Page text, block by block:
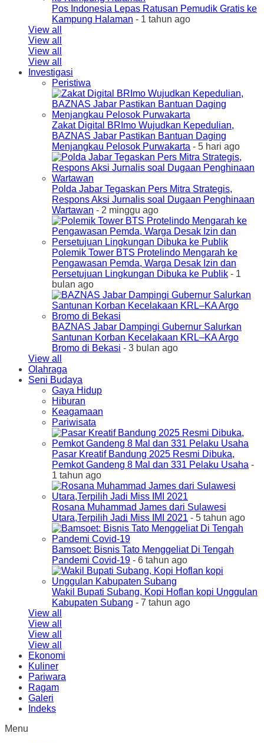
Pos Indonesia Lepas Ratusan Pemudik Gratis ke
Kampung Halaman - 1 tahun ago
View all
View all
View all
View all
Investigasi
Peristiwa
Zakat Digital BRImo Wujudkan Kepedulian,
BAZNAS Jabar Pastikan Bantuan Daging
Menjangkau Pelosok Purwakarta - 5 hari ago
Polda Jabar Tegaskan Pers Mitra Strategis,
Respons Aksi Jurnalis soal Dugaan Penghinaan
Wartawan - 2 minggu ago
Polemik Tower BTS Protelindo Mengarah ke
Pengawasan Pemda, Warga Desak Izin dan
Persetujuan Lingkungan Dibuka ke Publik - 1
bulan ago
BAZNAS Jabar Dampingi Gubernur Salurkan
Santunan Korban Kecelakaan KRL–KA Argo
Bromo di Bekasi - 3 bulan ago
View all
Olahraga
Seni Budaya
Gaya Hidup
Hiburan
Keagamaan
Pariwisata
Pasar Kreatif Bandung 2025 Resmi Dibuka,
Pemkot Gandeng 8 Mal dan 331 Pelaku Usaha -
1 tahun ago
Rosana Muhammad James dari Sulawesi
Utara,Terpilih Jadi Miss IMI 2021 - 5 tahun ago
Bamsoet: Bisnis Tato Menggeliat Di Tengah
Pandemi Covid-19 - 6 tahun ago
Wakil Bupati Subang, Kopi Hoflan kopi Unggulan
Kabupaten Subang - 7 tahun ago
View all
View all
View all
View all
Ekonomi
Kuliner
Pariwara
Ragam
Galeri
Indeks
Menu